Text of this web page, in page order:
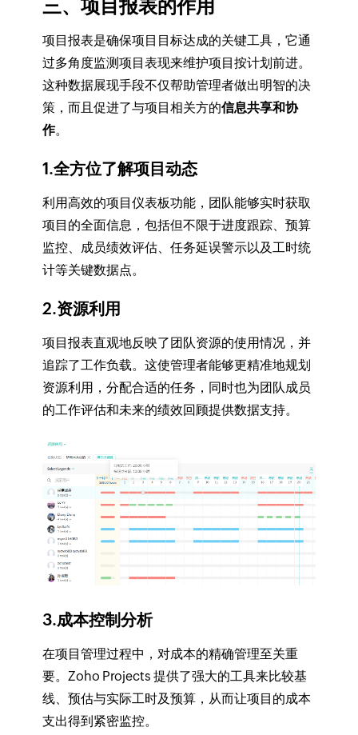
三、项目报表的作用
项目报表是确保项目目标达成的关键工具，它通
过多角度监测项目表现来维护项目按计划前进。
这种数据展现手段不仅帮助管理者做出明智的决
策，而且促进了与项目相关方的信息共享和协
作。
1.全方位了解项目动态
利用高效的项目仪表板功能，团队能够实时获取
项目的全面信息，包括但不限于进度跟踪、预算
监控、成员绩效评估、任务延误警示以及工时统
计等关键数据点。
2.资源利用
项目报表直观地反映了团队资源的使用情况，并
追踪了工作负载。这使管理者能够更精准地规划
资源利用，分配合适的任务，同时也为团队成员
的工作评估和未来的绩效回顾提供数据支持。
3.成本控制分析
在项目管理过程中，对成本的精确管理至关重
要。Zoho Projects 提供了强大的工具来比较基
线、预估与实际工时及预算，从而让项目的成本
支出得到紧密监控。